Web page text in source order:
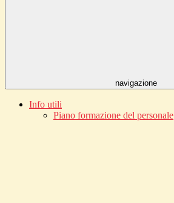
navigazione
Info utili
Piano formazione del personale